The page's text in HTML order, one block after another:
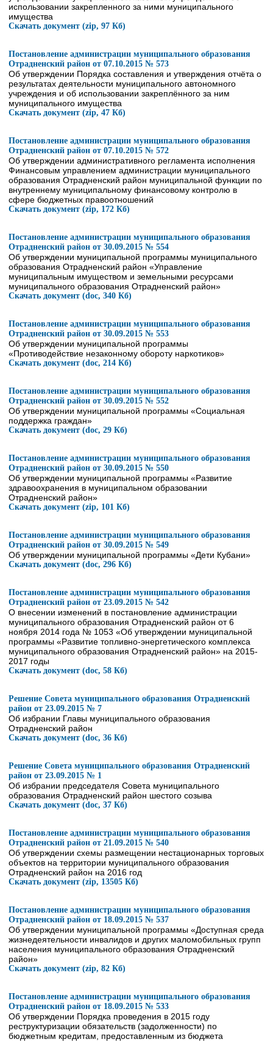
использовании закрепленного за ними муниципального
имущества
Скачать документ (zip, 97 Кб)
Постановление администрации муниципального образования
Отрадненский район от 07.10.2015 № 573
Об утверждении Порядка составления и утверждения отчёта о
результатах деятельности муниципального автономного
учреждения и об использовании закреплённого за ним
муниципального имущества
Скачать документ (zip, 47 Кб)
Постановление администрации муниципального образования
Отрадненский район от 07.10.2015 № 572
Об утверждении административного регламента исполнения
Финансовым управлением администрации муниципального
образования Отрадненский район муниципальной функции по
внутреннему муниципальному финансовому контролю в
сфере бюджетных правоотношений
Скачать документ (zip, 172 Кб)
Постановление администрации муниципального образования
Отрадненский район от 30.09.2015 № 554
Об утверждении муниципальной программы муниципального
образования Отрадненский район «Управление
муниципальным имуществом и земельными ресурсами
муниципального образования Отрадненский район»
Скачать документ (doc, 340 Кб)
Постановление администрации муниципального образования
Отрадненский район от 30.09.2015 № 553
Об утверждении муниципальной программы
«Противодействие незаконному обороту наркотиков»
Скачать документ (doc, 214 Кб)
Постановление администрации муниципального образования
Отрадненский район от 30.09.2015 № 552
Об утверждении муниципальной программы «Социальная
поддержка граждан»
Скачать документ (doc, 29 Кб)
Постановление администрации муниципального образования
Отрадненский район от 30.09.2015 № 550
Об утверждении муниципальной программы «Развитие
здравоохранения в муниципальном образовании
Отрадненский район»
Скачать документ (zip, 101 Кб)
Постановление администрации муниципального образования
Отрадненский район от 30.09.2015 № 549
Об утверждении муниципальной программы «Дети Кубани»
Скачать документ (doc, 296 Кб)
Постановление администрации муниципального образования
Отрадненский район от 23.09.2015 № 542
О внесении изменений в постановление администрации
муниципального образования Отрадненский район от 6
ноября 2014 года № 1053 «Об утверждении муниципальной
программы «Развитие топливно-энергетического комплекса
муниципального образования Отрадненский район» на 2015-
2017 годы
Скачать документ (doc, 58 Кб)
Решение Совета муниципального образования Отрадненский
район от 23.09.2015 № 7
Об избрании Главы муниципального образования
Отрадненский район
Скачать документ (doc, 36 Кб)
Решение Совета муниципального образования Отрадненский
район от 23.09.2015 № 1
Об избрании председателя Совета муниципального
образования Отрадненский район шестого созыва
Скачать документ (doc, 37 Кб)
Постановление администрации муниципального образования
Отрадненский район от 21.09.2015 № 540
Об утверждении схемы размещении нестационарных торговых
объектов на территории муниципального образования
Отрадненский район на 2016 год
Скачать документ (zip, 13505 Кб)
Постановление администрации муниципального образования
Отрадненский район от 18.09.2015 № 537
Об утверждении муниципальной программы «Доступная среда
жизнедеятельности инвалидов и других маломобильных групп
населения муниципального образования Отрадненский
район»
Скачать документ (zip, 82 Кб)
Постановление администрации муниципального образования
Отрадненский район от 18.09.2015 № 533
Об утверждении Порядка проведения в 2015 году
реструктуризации обязательств (задолженности) по
бюджетным кредитам, предоставленным из бюджета